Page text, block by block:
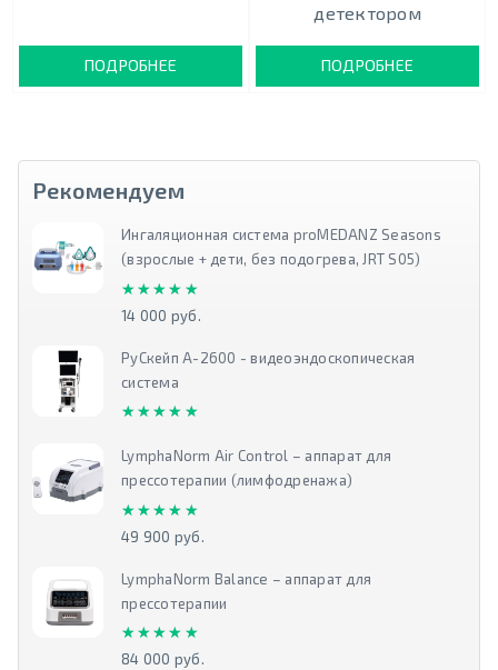
ПОДРОБНЕЕ
детектором
ПОДРОБНЕЕ
Рекомендуем
Ингаляционная система proMEDANZ Seasons
(взрослые + дети, без подогрева, JRT S05)
★★★★★
★★★★★
14 000 руб.
РуСкейп А-2600 - видеоэндоскопическая
система
★★★★★
★★★★★
LymphaNorm Air Control – аппарат для
прессотерапии (лимфодренажа)
★★★★★
★★★★★
49 900 руб.
LymphaNorm Balance – аппарат для
прессотерапии
★★★★★
★★★★★
84 000 руб.